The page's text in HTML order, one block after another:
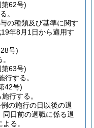
第62号)
。
の種類及び基準に関す
年8月1日から適用す
号)
第63号)
行する。
42号)
行する。
の施行の日以後の退
日前の退職に係る退
る。